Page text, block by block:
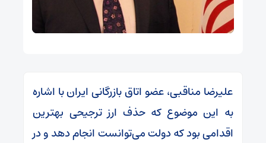
علیرضا مناقبی، عضو اتاق بازرگانی ایران با اشاره
به این موضوع که حذف ارز ترجیحی بهترین
اقدامی بود که دولت می‌توانست انجام دهد و در